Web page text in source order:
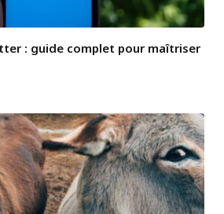
: guide complet pour maîtriser